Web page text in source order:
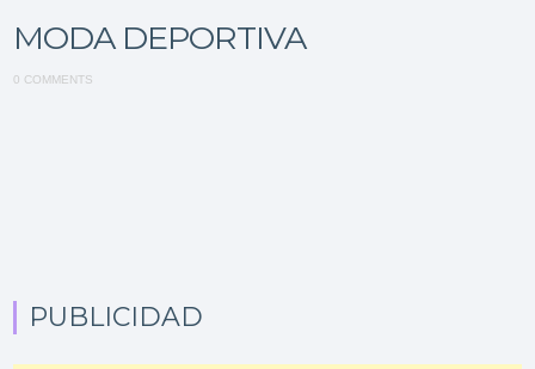
MODA DEPORTIVA
0 COMMENTS
PUBLICIDAD